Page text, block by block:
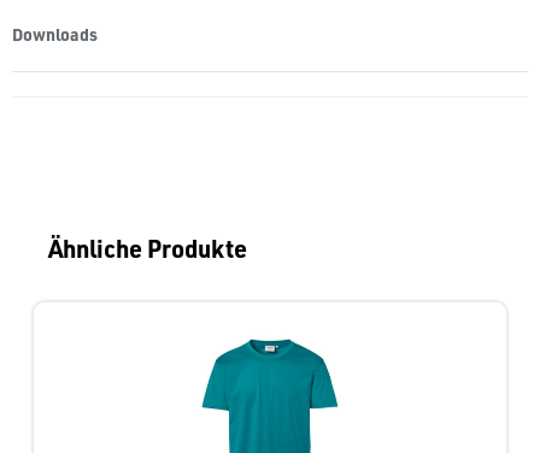
Downloads
Produktgalerie überspringen
Ähnliche Produkte